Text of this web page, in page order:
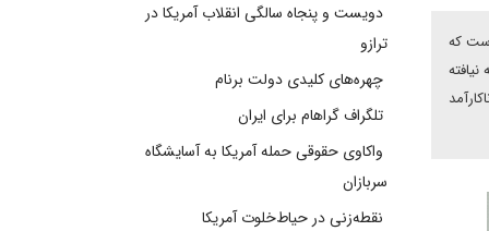
که
دویست و پنجاه سالگی انقلاب آمریکا در
ترازو
چهره‌های کلیدی دولت برنام
تلگراف گراهام برای ایران
واکاوی حقوقی حمله آمریکا به آسایشگاه
سربازان
نقطه‌زنی در حیاط‌خلوت آمریکا